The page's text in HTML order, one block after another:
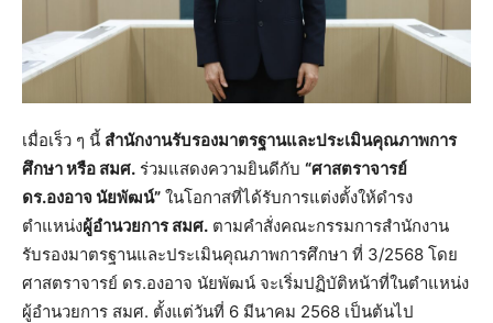
เมื่อเร็ว ๆ นี้ สำนักงานรับรองมาตรฐานและประเมินคุณภาพการ
ศึกษา หรือ สมศ. ร่วมแสดงความยินดีกับ “ศาสตราจารย์
ดร.องอาจ นัยพัฒน์” ในโอกาสที่ได้รับการแต่งตั้งให้ดำรง
ตำแหน่งผู้อำนวยการ สมศ. ตามคำสั่งคณะกรรมการสำนักงาน
รับรองมาตรฐานและประเมินคุณภาพการศึกษา ที่ 3/2568 โดย
ศาสตราจารย์ ดร.องอาจ นัยพัฒน์ จะเริ่มปฏิบัติหน้าที่ในตำแหน่ง
ผู้อำนวยการ สมศ. ตั้งแต่วันที่ 6 มีนาคม 2568 เป็นต้นไป